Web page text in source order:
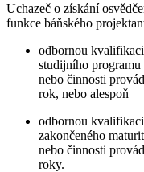
Uchazeč o získání
funkce báňského
odbornou kvalifikaci
studijního
nebo činnosti
rok, nebo alespoň
odbornou
zakončeného
nebo činnosti
roky.